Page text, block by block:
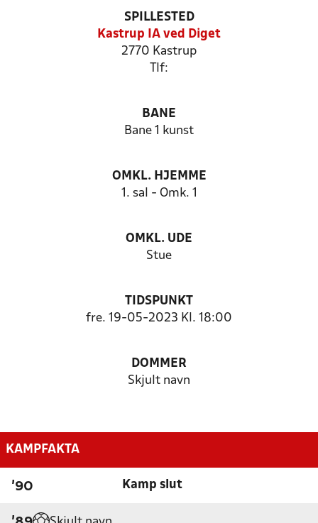
SPILLESTED
Kastrup IA ved Diget
2770 Kastrup
Tlf:
BANE
Bane 1 kunst
OMKL. HJEMME
1. sal - Omk. 1
OMKL. UDE
Stue
TIDSPUNKT
fre. 19-05-2023 Kl. 18:00
DOMMER
Skjult navn
KAMPFAKTA
'90 Kamp slut